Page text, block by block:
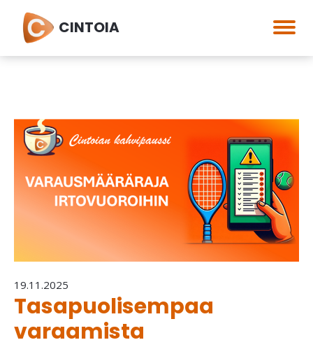
CINTOIA
19.11.2025
Tasapuolisempaa
varaamista